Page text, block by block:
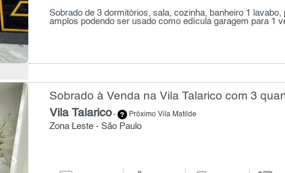
Sobrado de 3 dormitórios, sala, cozinha, banheiro 1
amplos podendo ser usado como edícula garagem para 1
Sobrado à Venda na Vila Talarico com 3
Vila Talarico- Próximo Vila Matilde
Zona Leste - São Paulo